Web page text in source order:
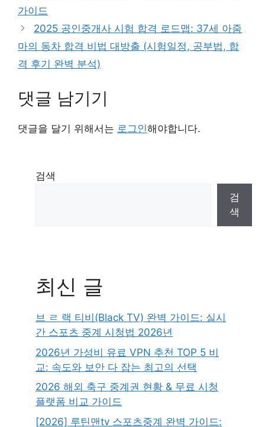
가이드
2025 공인중개사 시험 합격 로드맵: 37세 아줌
마의 동차 합격 비법 대방출 (시험일정, 공부법, 합
격 후기 완벽 분석)
댓글 남기기
댓글을 달기 위해서는 로그인해야합니다.
검색
검
색
최신 글
브 ㄹ 랙 티비(Black TV) 완벽 가이드: 실시
간 스포츠 중계 시청법 2026년
2026년 가성비 유료 VPN 추천 TOP 5 비
교: 속도와 보안 다 잡는 최고의 선택
2026 해외 축구 중계권 현황 & 무료 시청
플랫폼 비교 가이드
[2026] 루틴맨tv 스포츠중계 완벽 가이드: